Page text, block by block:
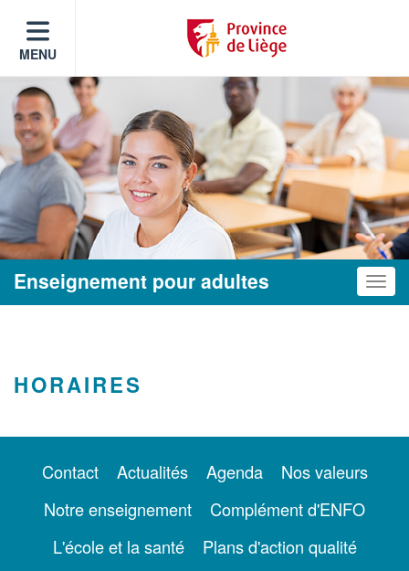
MENU
Enseignement pour adultes
HORAIRES
Contact Actualités Agenda
Nos valeurs
Notre enseignement
Complément d'ENFO
L'école et la santé
Plans d'action qualité